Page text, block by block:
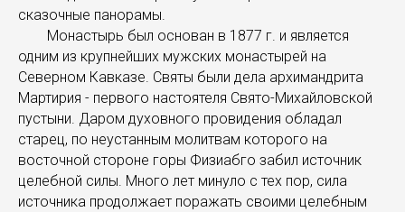
сказочные панорамы.
Монастырь был основан в 1877 г. и является
одним из крупнейших мужских монастырей на
Северном Кавказе. Святы были дела архимандрита
Мартирия - первого настоятеля Свято-Михайловской
пустыни. Даром духовного провидения обладал
старец, по неустанным молитвам которого на
восточной стороне горы Физиабго забил источник
целебной силы. Много лет минуло с тех пор, сила
источника продолжает поражать своими целебным